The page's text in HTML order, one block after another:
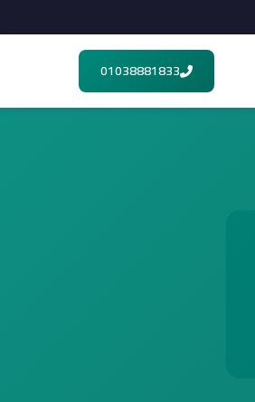
01038881833